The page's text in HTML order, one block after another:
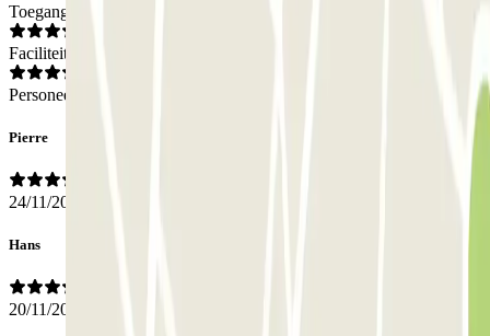
Toegang
Faciliteiten
Personeel
Pierre
24/11/2025
Hans
20/11/2025